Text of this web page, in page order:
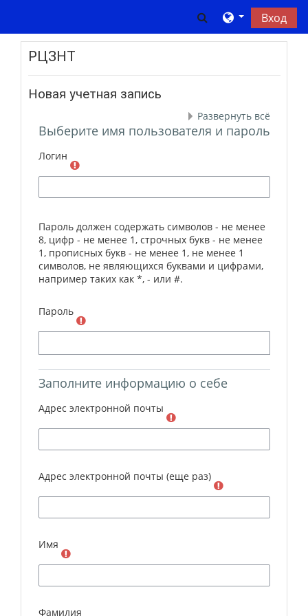
ИзменитьВход
РЦЗНТ
Новая учетная запись
Развернуть всё
Выберите имя пользователя и пароль
Логин
Пароль должен содержать символов - не менее
8, цифр - не менее 1, строчных букв - не менее
1, прописных букв - не менее 1, не менее 1
символов, не являющихся буквами и цифрами,
например таких как *, - или #.
Пароль
Заполните информацию о себе
Адрес электронной почты
Адрес электронной почты (еще раз)
Имя
Фамилия